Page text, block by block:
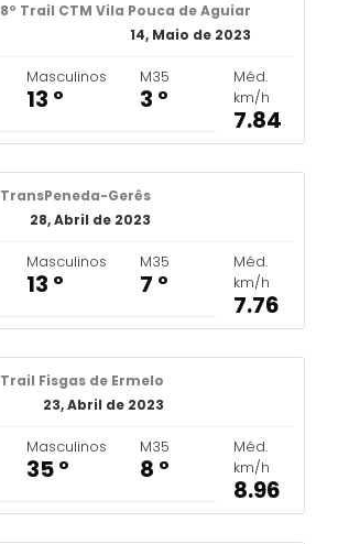
8º Trail CTM Vila Pouca de Aguiar
14, Maio de 2023
Masculinos
13 º
M35
3 º
Méd.
km/h
7.84
TransPeneda-Gerês
28, Abril de 2023
Masculinos
13 º
M35
7 º
Méd.
km/h
7.76
Trail Fisgas de Ermelo
23, Abril de 2023
Masculinos
35 º
M35
8 º
Méd.
km/h
8.96